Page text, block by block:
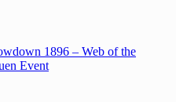
1896 – Web of the
Event